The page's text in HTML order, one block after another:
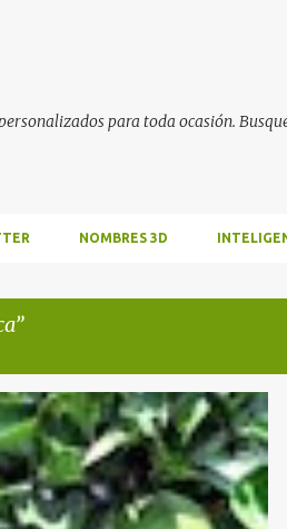
para toda ocasión.
NOMBRES 3D
HERRERA LIMONES
+